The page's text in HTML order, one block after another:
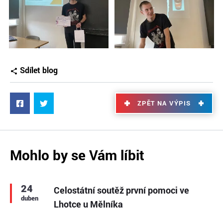
Sdílet blog
ZPĚT NA VÝPIS
Mohlo by se Vám líbit
24
duben
Celostátní soutěž první pomoci ve
Lhotce u Mělníka